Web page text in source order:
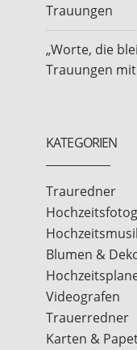
Trauungen
„Worte, die
Trauungen
KATEGORIEN
Trauredner
Blumen &
Videografen
Trauerredner
Karten &